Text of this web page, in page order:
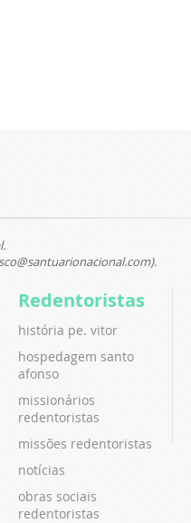
Redentoristas
história pe. vitor
hospedagem santo
afonso
missionários
redentoristas
missões redentoristas
notícias
obras sociais
redentoristas